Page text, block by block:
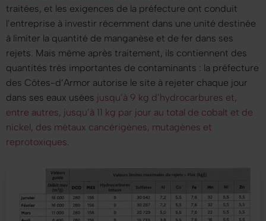
traitées, et les exigences de la préfecture ont conduit
l’entreprise à investir récemment dans une unité destinée
à limiter la quantité de manganèse et de fer dans ses
rejets. Mais même après traitement, ils contiennent des
quantités très importantes de contaminants : la préfecture
des Côtes-d’Armor autorise le site à rejeter chaque jour
dans ses eaux usées jusqu’à 9 kg d’hydrocarbures et,
entre autres, jusqu’à 11 kg par jour au total de cobalt et de
nickel, des métaux cancérigènes, mutagènes et
reprotoxiques